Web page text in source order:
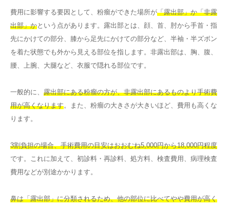
費用に影響する要因として、粉瘤ができた場所が「露出部」か「非露
出部」かという点があります。露出部とは、顔、首、肘から手首・指
先にかけての部分、膝から足先にかけての部分など、半袖・半ズボン
を着た状態でも外から見える部位を指します。非露出部は、胸、腹、
腰、上腕、大腿など、衣服で隠れる部位です。
一般的に、 露出部にある粉瘤の方が、非露出部にあるものより手術費
用が高くなります。また、粉瘤の大きさが大きいほど、費用も高くな
ります。
3割負担の場合、手術費用の目安はおおむね5,000円から18,000円程度
です。これに加えて、初診料・再診料、処方料、検査費用、病理検査
費用などが別途かかります。
鼻は「露出部」に分類されるため、他の部位に比べてやや費用が高く